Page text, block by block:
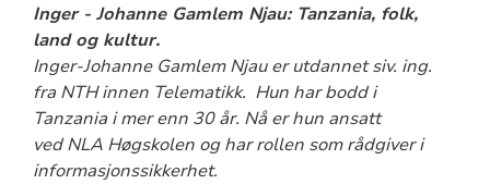
Inger - Johanne Gamlem Njau: Tanzania, folk,
land og kultur.
Inger-Johanne Gamlem Njau er utdannet siv. ing.
fra NTH innen Telematikk. Hun har bodd i
Tanzania i mer enn 30 år. Nå er hun ansatt
ved NLA Høgskolen og har rollen som rådgiver i
informasjonssikkerhet.